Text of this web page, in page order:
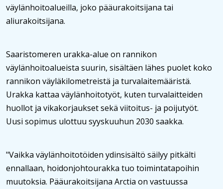
väylänhoitoalueilla, joko pääurakoitsijana tai
aliurakoitsijana.
Saaristomeren urakka-alue on rannikon
väylänhoitoalueista suurin, sisältäen lähes puolet koko
rannikon väyläkilometreistä ja turvalaitemääristä.
Urakka kattaa väylänhoitotyöt, kuten turvalaitteiden
huollot ja vikakorjaukset sekä viitoitus- ja poijutyöt.
Uusi sopimus ulottuu syyskuuhun 2030 saakka.
"Vaikka väylänhoitotöiden ydinsisältö säilyy pitkälti
ennallaan, hoidonjohtourakka tuo toimintatapoihin
muutoksia. Pääurakoitsijana Arctia on vastuussa